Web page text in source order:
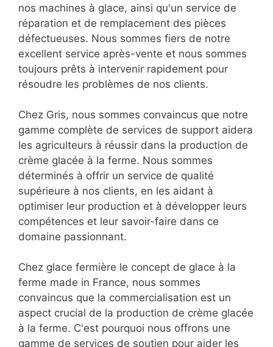
nos machines à glace, ainsi qu'un service de
réparation et de remplacement des pièces
défectueuses. Nous sommes fiers de notre
excellent service après-vente et nous sommes
toujours prêts à intervenir rapidement pour
résoudre les problèmes de nos clients.
Chez Gris, nous sommes convaincus que notre
gamme complète de services de support aidera
les agriculteurs à réussir dans la production de
crème glacée à la ferme. Nous sommes
déterminés à offrir un service de qualité
supérieure à nos clients, en les aidant à
optimiser leur production et à développer leurs
compétences et leur savoir-faire dans ce
domaine passionnant.
Chez glace fermière le concept de glace à la
ferme made in France, nous sommes
convaincus que la commercialisation est un
aspect crucial de la production de crème glacée
à la ferme. C'est pourquoi nous offrons une
gamme de services de soutien pour aider les